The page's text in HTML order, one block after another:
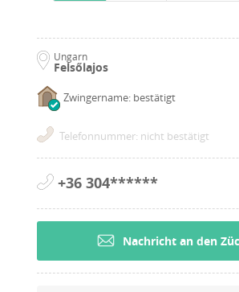
Ungarn
Felsőlajos
Zwingername: bestätigt
Telefonnummer: nicht bestätigt
+36 304******
Nachricht an den